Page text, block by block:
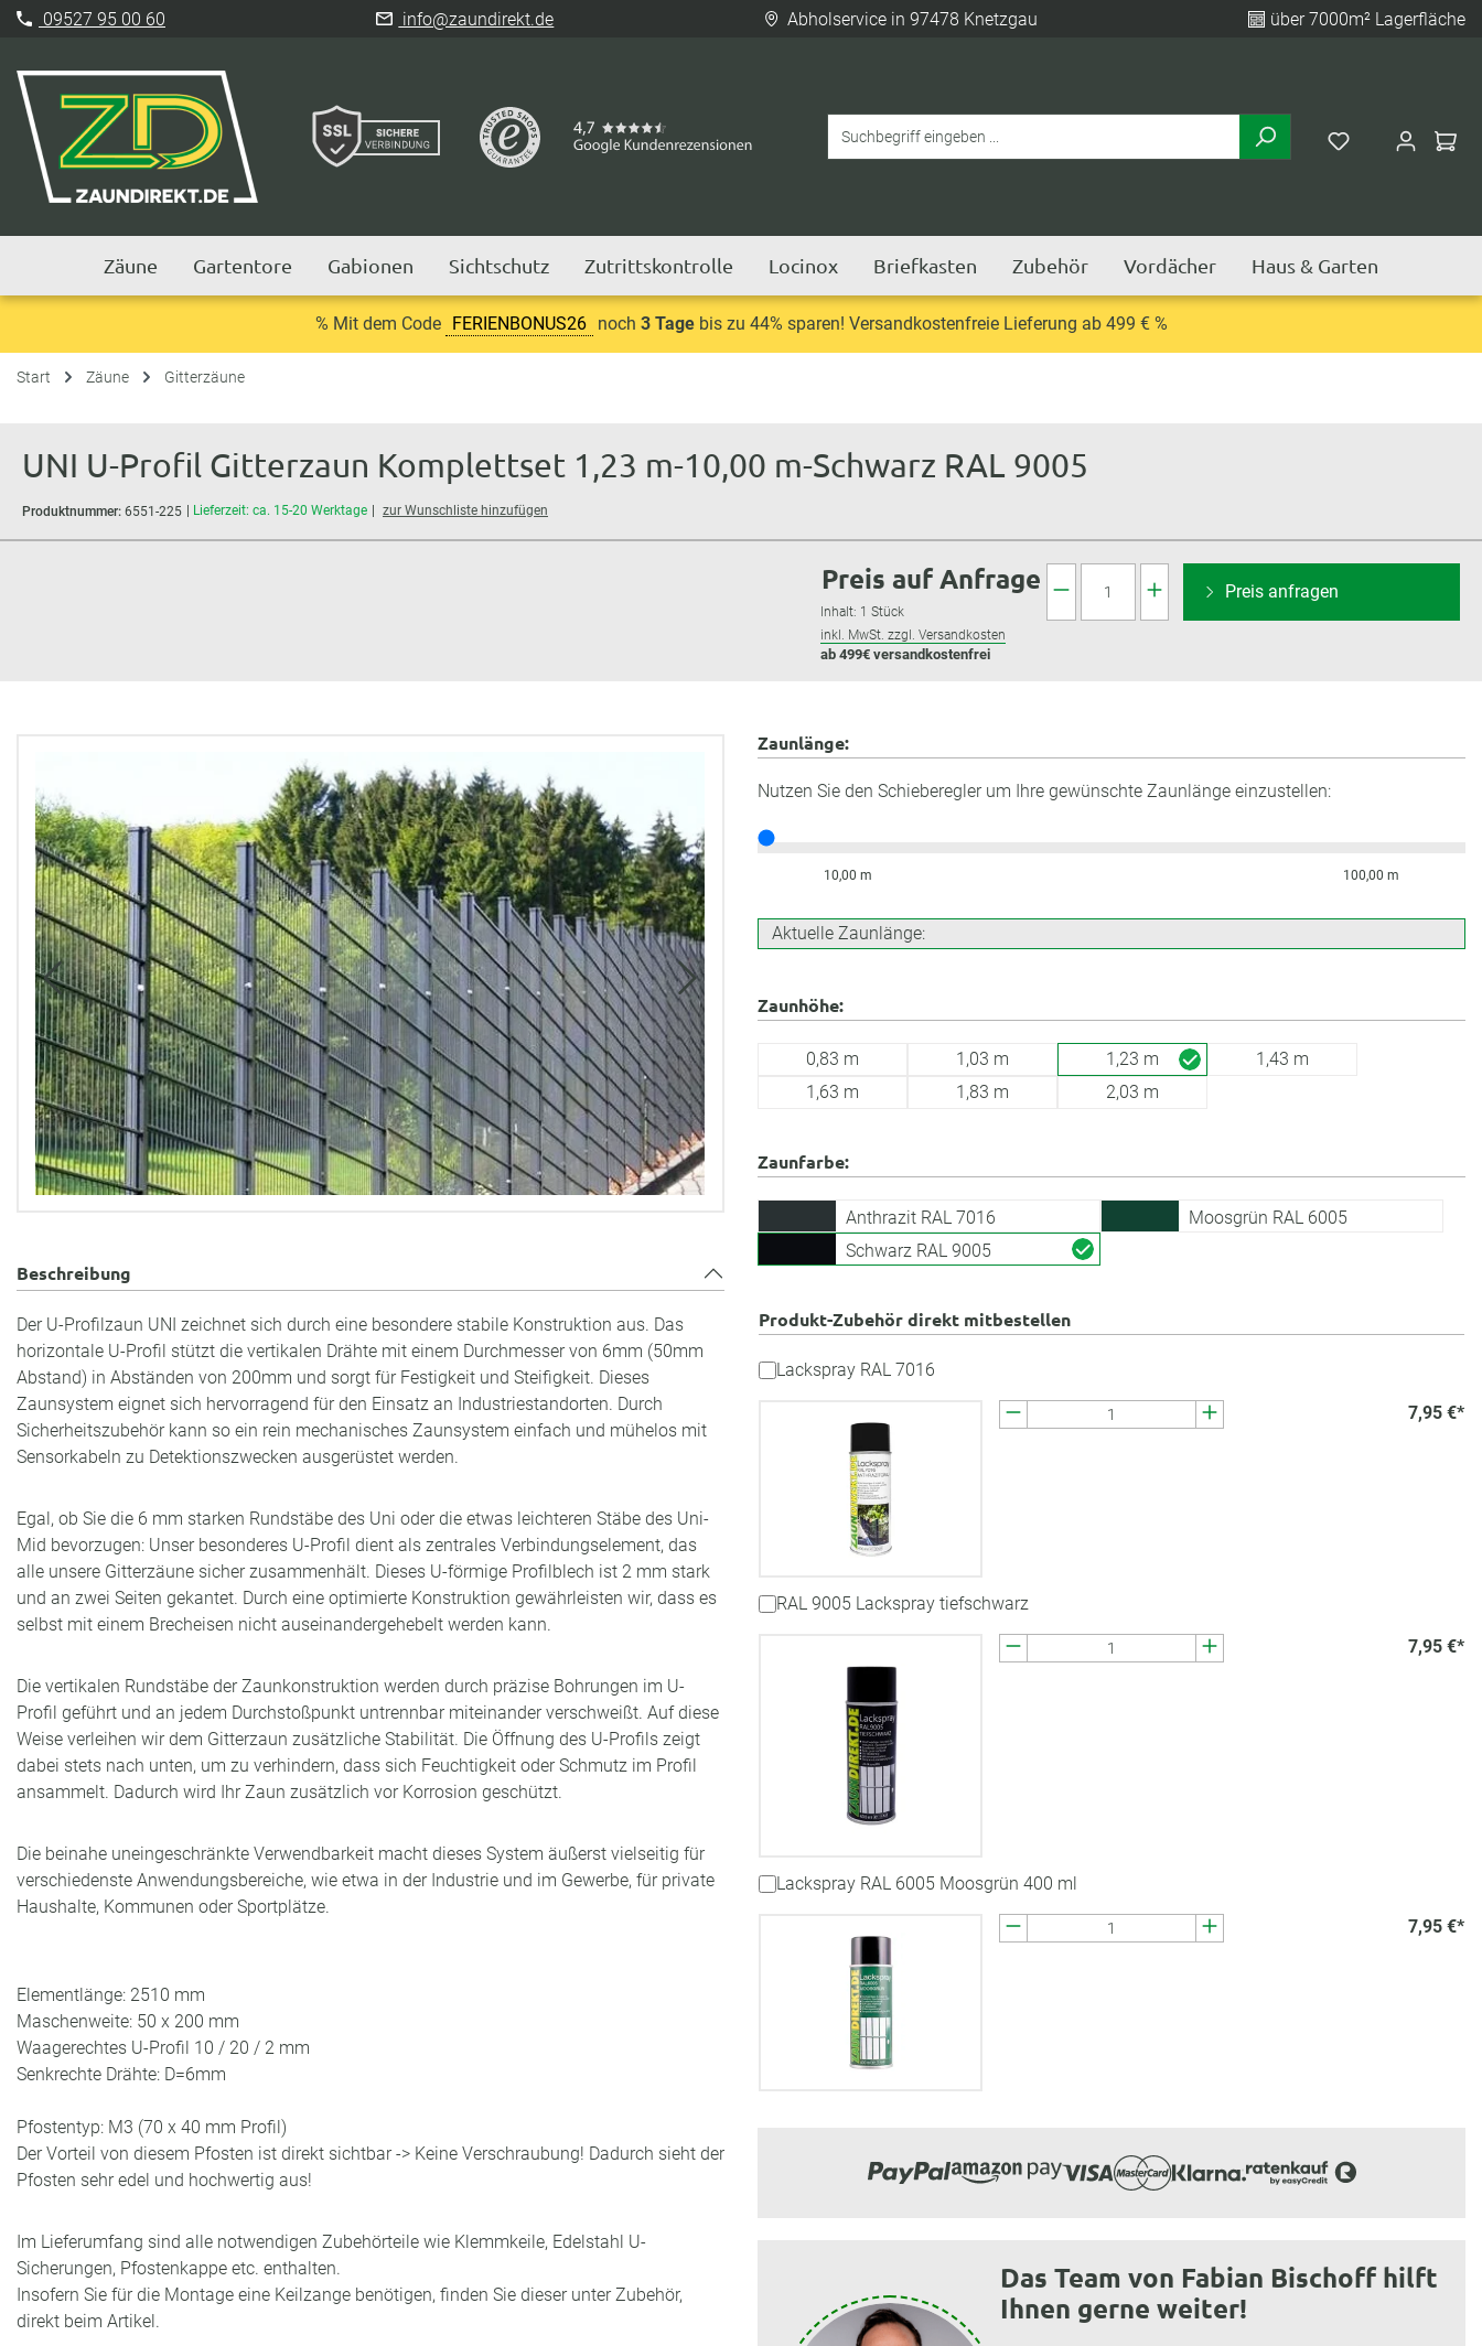
09527 95 00 60 info@zaundirekt.de Abholservice in 97478 Knetzgau über 7000m² Lagerfläche
Zäune Gartentore Gabionen Sichtschutz Zutrittskontrolle Locinox Briefkasten Zubehör Vordächer Haus & Garten
% Mit dem Code FERIENBONUS26 noch 3 Tagebis zu 44% sparen! Versandkostenfreie Lieferung ab 499 € %
Start Zäune Gitterzäune
UNI U-Profil Gitterzaun Komplettset 1,23 m-10,00 m-Schwarz RAL 9005
Produktnummer: 6551-225 Lieferzeit: ca. 15-20 Werktage zur Wunschliste hinzufügen
Preis auf Anfrage
Inhalt: 1 Stück
inkl. MwSt. zzgl. Versandkosten
ab 499€ versandkostenfrei
Preis anfragen
Beschreibung
Der U-Profilzaun UNI zeichnet sich durch eine besondere stabile Konstruktion aus. Das
horizontale U-Profil stützt die vertikalen Drähte mit einem Durchmesser von 6mm (50mm
Abstand) in Abständen von 200mm und sorgt für Festigkeit und Steifigkeit. Dieses
Zaunsystem eignet sich hervorragend für den Einsatz an Industriestandorten. Durch
Sicherheitszubehör kann so ein rein mechanisches Zaunsystem einfach und mühelos mit
Sensorkabeln zu Detektionszwecken ausgerüstet werden.
Egal, ob Sie die 6 mm starken Rundstäbe des Uni oder die etwas leichteren Stäbe des Uni-
Mid bevorzugen: Unser besonderes U-Profil dient als zentrales Verbindungselement, das
alle unsere Gitterzäune sicher zusammenhält. Dieses U-förmige Profilblech ist 2 mm stark
und an zwei Seiten gekantet. Durch eine optimierte Konstruktion gewährleisten wir, dass es
selbst mit einem Brecheisen nicht auseinandergehebelt werden kann.
Die vertikalen Rundstäbe der Zaunkonstruktion werden durch präzise Bohrungen im U-
Profil geführt und an jedem Durchstoßpunkt untrennbar miteinander verschweißt. Auf diese
Weise verleihen wir dem Gitterzaun zusätzliche Stabilität. Die Öffnung des U-Profils zeigt
dabei stets nach unten, um zu verhindern, dass sich Feuchtigkeit oder Schmutz im Profil
ansammelt. Dadurch wird Ihr Zaun zusätzlich vor Korrosion geschützt.
Die beinahe uneingeschränkte Verwendbarkeit macht dieses System äußerst vielseitig für
verschiedenste Anwendungsbereiche, wie etwa in der Industrie und im Gewerbe, für private
Haushalte, Kommunen oder Sportplätze.
Elementlänge: 2510 mm
Maschenweite: 50 x 200 mm
Waagerechtes U-Profil 10 / 20 / 2 mm
Senkrechte Drähte: D=6mm
Pfostentyp: M3 (70 x 40 mm Profil)
Der Vorteil von diesem Pfosten ist direkt sichtbar -> Keine Verschraubung! Dadurch sieht der
Pfosten sehr edel und hochwertig aus!
Im Lieferumfang sind alle notwendigen Zubehörteile wie Klemmkeile, Edelstahl U-
Sicherungen, Pfostenkappe etc. enthalten.
Insofern Sie für die Montage eine Keilzange benötigen, finden Sie dieser unter Zubehör,
direkt beim Artikel.
Zaunlänge:
Nutzen Sie den Schieberegler um Ihre gewünschte Zaunlänge einzustellen:
Aktuelle Zaunlänge:
10,00 m 100,00 m
Zaunhöhe:
0,83 m 1,03 m 1,23 m
1,43 m
1,63 m
1,83 m 2,03 m
Zaunfarbe:
Anthrazit RAL 7016
Moosgrün RAL 6005
Schwarz RAL 9005
Produkt-Zubehör direkt mitbestellen
Lackspray RAL 7016
7,95 €*
RAL 9005 Lackspray tiefschwarz
7,95 €*
Lackspray RAL 6005 Moosgrün 400 ml
7,95 €*
Das Team von Fabian Bischoff hilft
Ihnen gerne weiter!